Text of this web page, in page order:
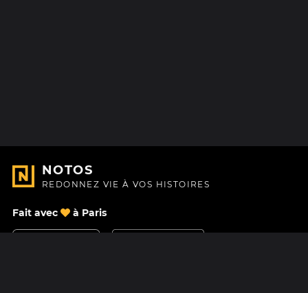
NOTOS
REDONNEZ VIE À VOS HISTOIRES
Fait avec à Paris